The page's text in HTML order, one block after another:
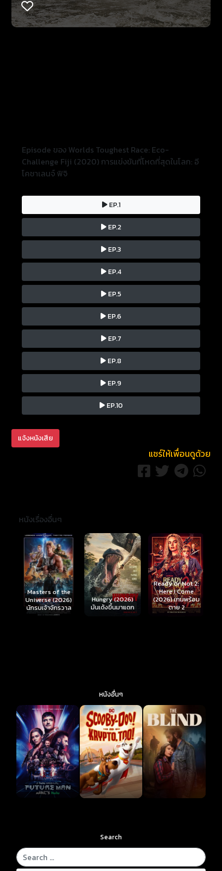
Episode ของ Worlds Toughest Race: Eco-
Challenge Fiji (2020) การแข่งขันที่โหดที่สุดในโลก: อี
โคชาเลนจ์ ฟิจิ
EP.1
EP.2
EP.3
EP.4
EP.5
EP.6
EP.7
EP.8
EP.9
EP.10
แจ้งหนังเสีย
แชร์ให้เพื่อนดูด้วย
หนังเรื่องอื่นๆ
Masters of the
Universe (2026)
นักรบเจ้าจักรวาล
Hungry (2026)
มันเด้งขึ้นมาแดก
Ready or Not 2:
Here I Come
(2026) เกมพร้อม
ตาย 2
หนังอื่นๆ
Search